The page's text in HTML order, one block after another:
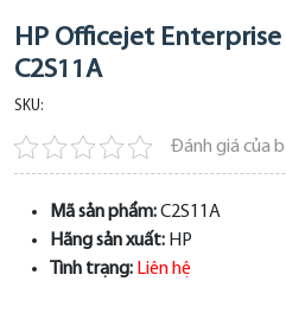
HP Officejet
C2S11A
SKU:
Đánh giá của
Mã sản phẩm:C2S11A
Hãng sản xuất: HP
Tình trạng: Liên hệ